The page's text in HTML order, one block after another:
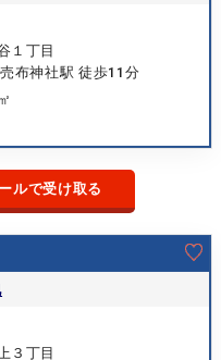
１丁目
布神社駅 徒歩11分
ルで受け取る
３丁目